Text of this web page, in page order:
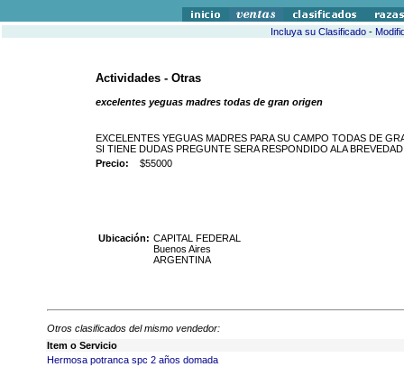
Incluya su Clasificado-
Actividades - Otras
excelentes yeguas madres todas de gran origen
EXCELENTES YEGUAS MADRES PARA SU CAMPO TODAS DE
SI TIENE DUDAS PREGUNTE SERA RESPONDIDO ALA BREVEDAD
Precio: $55000
Ubicación: CAPITAL FEDERAL
Buenos Aires
ARGENTINA
Otros clasificados del mismo vendedor:
Item o Servicio
Hermosa potranca spc 2 años domada